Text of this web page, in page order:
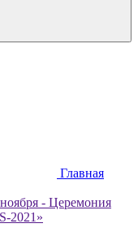
Главная
- Церемония
2021»